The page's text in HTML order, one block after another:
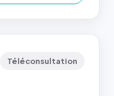
Téléconsultation